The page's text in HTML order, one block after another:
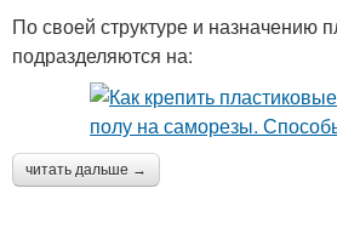
По своей структуре и назначению
подразделяются на:
читать дальше →